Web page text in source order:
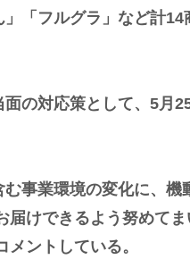
「フルグラ」など計
の対応策として、5月
事業環境の変化に、機
けできるよう努めて
ントしている。